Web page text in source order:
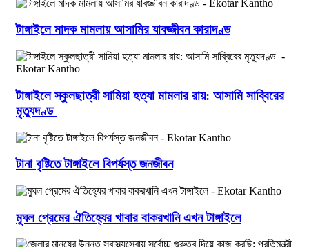
টাঙ্গাইলে মাদক মামলায় আসামির যাবজ্জীবন কারাদণ্ড
টাঙ্গাইলে স্কুলছাত্রী সামিয়া হত্যা মামলার রায়: আসামি সাব্বিরের
মৃত্যুদণ্ড
টানা বৃষ্টিতে টাঙ্গাইলে বিপর্যস্ত জনজীবন
মুঘল প্রেমের ঐতিহ্যের খাবার বাকরখানি এখন টাঙ্গাইলে